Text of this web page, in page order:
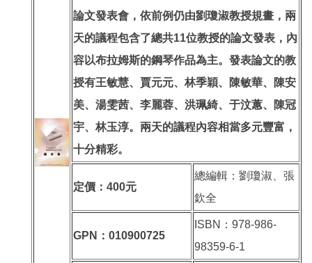
論文發表會，依前例仍由劉瓊淑教授規畫，兩
天的議程包含了總共11位教授的論文發表，內
容以布拉姆斯的鋼琴作品為主。發表論文的教
授有王敏慧、賈元元、林季穎、陳敏華、陳安
美、湯雯茜、李麗蓉、洪珮綺、于汶蕙、陳冠
宇、林玉淳。兩天的議程內容相當多元豐富，
十分精彩。
定價：400元
總編輯：劉瓊淑、張
欽全
GPN：010900725
ISBN：978-986-
98359-6-1